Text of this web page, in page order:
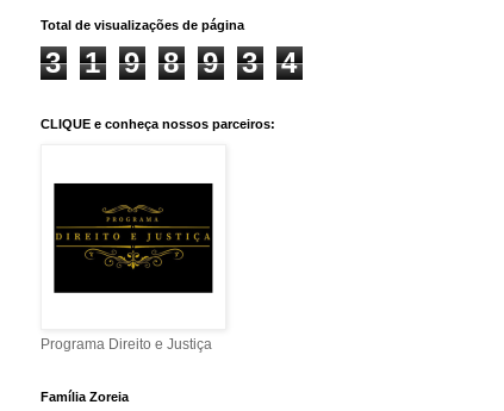
Total de visualizações de página
3 1 9 8 9 3 4
CLIQUE e conheça nossos parceiros:
Programa Direito e Justiça
Família Zoreia